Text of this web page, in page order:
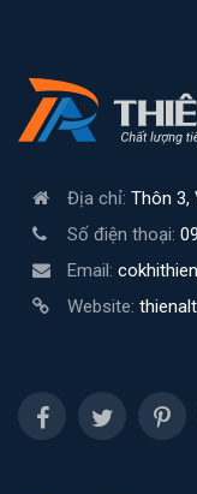
Địa chỉ: Thôn 3,
Số điện thoại:
Email:
Website: